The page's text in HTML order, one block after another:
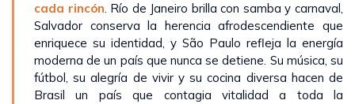
cada rincón. Río de Janeiro brilla con samba y carnaval,
Salvador conserva la herencia afrodescendiente que
enriquece su identidad, y São Paulo refleja la energía
moderna de un país que nunca se detiene. Su música, su
fútbol, su alegría de vivir y su cocina diversa hacen de
Brasil un país que contagia vitalidad a toda la